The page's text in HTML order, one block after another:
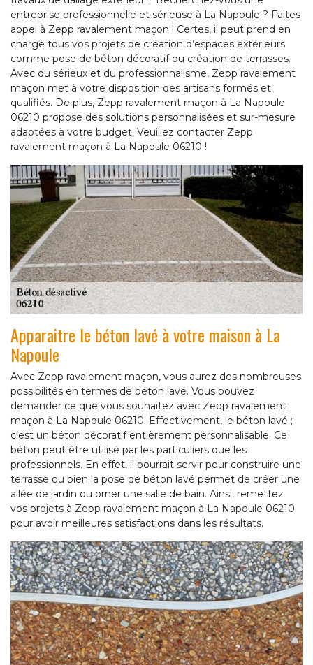
entreprise professionnelle et sérieuse à La Napoule ? Faites
appel à Zepp ravalement maçon ! Certes, il peut prend en
charge tous vos projets de création d’espaces extérieurs
comme pose de béton décoratif ou création de terrasses.
Avec du sérieux et du professionnalisme, Zepp ravalement
maçon met à votre disposition des artisans formés et
qualifiés. De plus, Zepp ravalement maçon à La Napoule
06210 propose des solutions personnalisées et sur-mesure
adaptées à votre budget. Veuillez contacter Zepp
ravalement maçon à La Napoule 06210 !
Apparaitre le béton lavé à votre maison à La
Napoule
Avec Zepp ravalement maçon, vous aurez des nombreuses
possibilités en termes de béton lavé. Vous pouvez
demander ce que vous souhaitez avec Zepp ravalement
maçon à La Napoule 06210. Effectivement, le béton lavé ;
c’est un béton décoratif entièrement personnalisable. Ce
béton peut être utilisé par les particuliers que les
professionnels. En effet, il pourrait servir pour construire une
terrasse ou bien la pose de béton lavé permet de créer une
allée de jardin ou orner une salle de bain. Ainsi, remettez
vos projets à Zepp ravalement maçon à La Napoule 06210
pour avoir meilleures satisfactions dans les résultats.